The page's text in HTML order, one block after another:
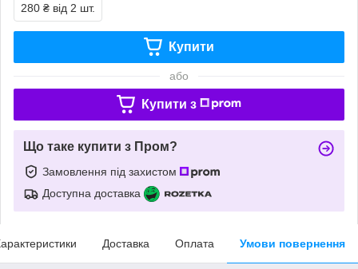
280 ₴ від 2 шт.
Купити
або
Купити з
Що таке купити з Пром?
Замовлення під захистом
Доступна доставка
Доставка Оплата Умови повернення